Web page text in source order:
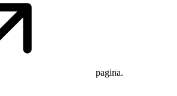
pagina.